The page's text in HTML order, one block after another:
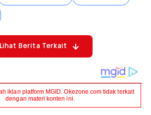
Lihat Berita Terkait